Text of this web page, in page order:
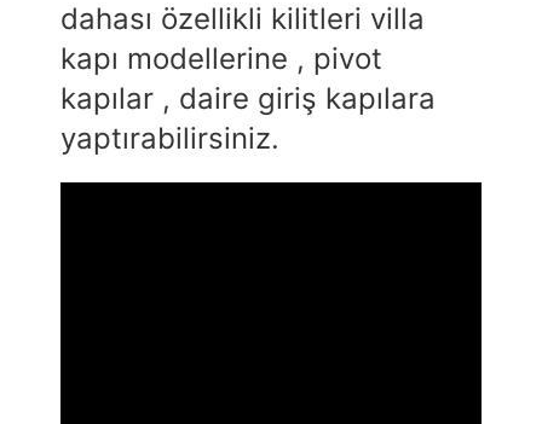
dahası özellikli kilitleri villa
kapı modellerine , pivot
kapılar , daire giriş kapılara
yaptırabilirsiniz.